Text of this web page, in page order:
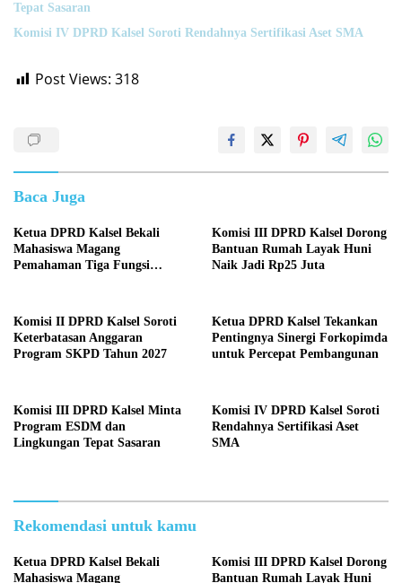
Tepat Sasaran
Komisi IV DPRD Kalsel Soroti Rendahnya Sertifikasi Aset SMA
Post Views: 318
Baca Juga
Ketua DPRD Kalsel Bekali
Mahasiswa Magang
Pemahaman Tiga Fungsi
Komisi III DPRD Kalsel Dorong
Bantuan Rumah Layak Huni
Naik Jadi Rp25 Juta
Komisi II DPRD Kalsel Soroti
Keterbatasan Anggaran
Program SKPD Tahun 2027
Ketua DPRD Kalsel Tekankan
Pentingnya Sinergi Forkopimda
untuk Percepat Pembangunan
Komisi III DPRD Kalsel Minta
Program ESDM dan
Lingkungan Tepat Sasaran
Komisi IV DPRD Kalsel Soroti
Rendahnya Sertifikasi Aset
SMA
Rekomendasi untuk kamu
Ketua DPRD Kalsel Bekali
Mahasiswa Magang
Komisi III DPRD Kalsel Dorong
Bantuan Rumah Layak Huni